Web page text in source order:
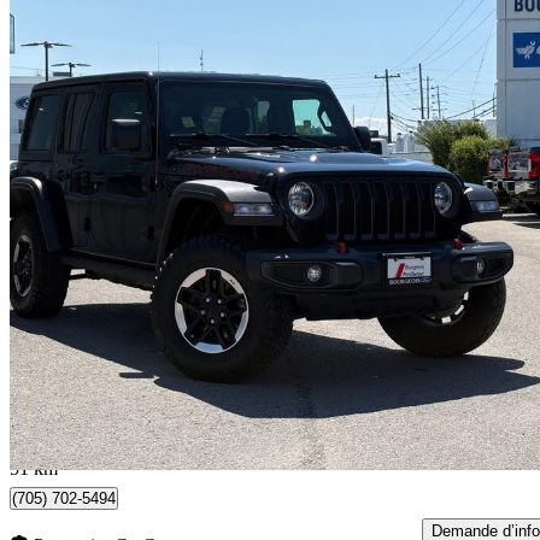
2023 Jeep Wrangler
Rubicon 4-Door 4WD 137 785 km
34 995 $ Affaire
710 $/mois env.
Midland, ON
51 km
(705) 702-5494
Demande d’info